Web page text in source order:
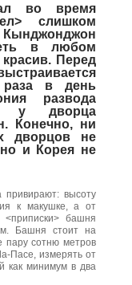
во время
слишком
Кынджонджон
в любом
Перед
раза в день
развода
и у дворца
Конечно, ни
дворцов не
но и Корея не
высоту
к макушке, а от
башня
Башня стоит на
сотню метров
Пасе, измерять от
как минимум в два